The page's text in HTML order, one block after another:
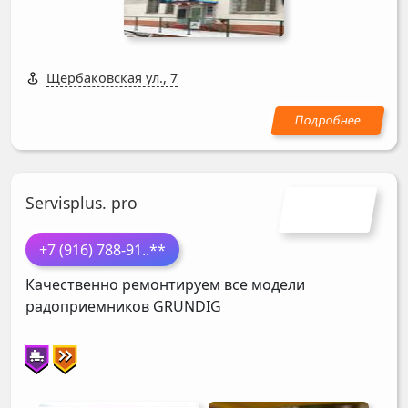
Щербаковская ул., 7
Servisplus. pro
+7 (916) 788-91..**
Качественно ремонтируем все модели
радоприемников GRUNDIG